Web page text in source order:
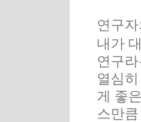
연구
내가
연구
열심
게 좋
스만